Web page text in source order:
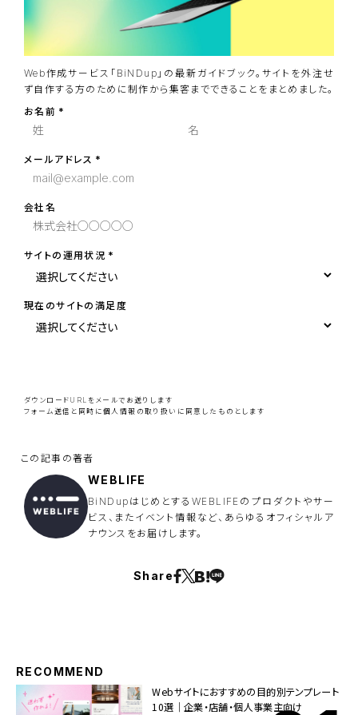
Web作成サービス「BiNDup」の最新ガイドブック。サイトを外注せ
ず自作する方のために制作から集客までできることをまとめました。
お名前
メールアドレス
会社名
サイトの運用状況
現在のサイトの満足度
ー
ル
の
ま
に
し
て
く
だ
ダウンロードURLをメールでお送りします
フォーム送信と同時に 個人情報の取り扱い に同意したものとします
WEBLIFE
BiNDupはじめとするWEBLIFEのプロダクトやサー
ビス、またイベント情報など、あらゆるオフィシャルア
ナウンスをお届けします。
Share
RECOMMEND
Webサイトにおすすめの目的別テンプレート
10選｜企業・店舗・個人事業主向け